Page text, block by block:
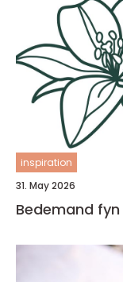
inspiration
31. May 2026